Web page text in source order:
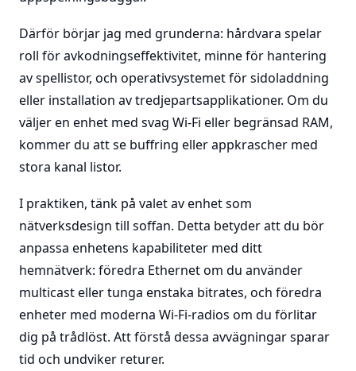
Därför börjar jag med grunderna: hårdvara spelar
roll för avkodningseffektivitet, minne för hantering
av spellistor, och operativsystemet för sidoladdning
eller installation av tredjepartsapplikationer. Om du
väljer en enhet med svag Wi-Fi eller begränsad RAM,
kommer du att se buffring eller appkrascher med
stora kanal listor.
I praktiken, tänk på valet av enhet som
nätverksdesign till soffan. Detta betyder att du bör
anpassa enhetens kapabiliteter med ditt
hemnätverk: föredra Ethernet om du använder
multicast eller tunga enstaka bitrates, och föredra
enheter med moderna Wi-Fi-radios om du förlitar
dig på trådlöst. Att förstå dessa avvägningar sparar
tid och undviker returer.